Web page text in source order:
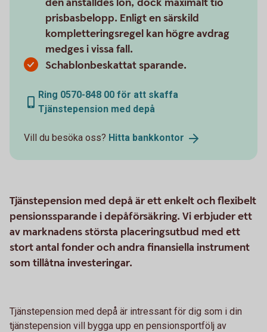
prisbasbelopp. Enligt en särskild
kompletteringsregel kan högre avdrag
medges i vissa fall.
Schablonbeskattat sparande.
Ring 0570-848 00 för att skaffa
Tjänstepension med depå
Vill du besöka oss? Hitta bankkontor
Tjänstepension med depå är ett enkelt och flexibelt
pensionssparande i depåförsäkring. Vi erbjuder ett
av marknadens största placeringsutbud med ett
stort antal fonder och andra finansiella instrument
som tillåtna investeringar.
Tjänstepension med depå är intressant för dig som i din
tjänstepension vill bygga upp en pensionsportfölj av